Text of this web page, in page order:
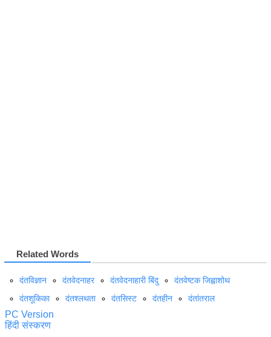
Related Words
दंतविज्ञान दंतवेदनाहर दंतवेदनाहारी बिंदु
दंतवेष्टक जिह्वाशोथ
दंतशूकिका
दंतश्लथता दंतसिस्ट दंतहीन दंतांतराल
PC Version
हिंदी संस्करण